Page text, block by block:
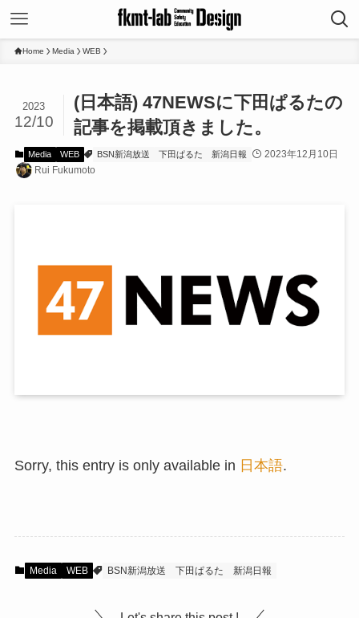
Home Media WEB
(日本語) 47NEWSに下田ぱるたの
記事を掲載頂きました。
2023
12/10
Media WEB BSN新潟放送 下田ぱるた 新潟日報
2023年12月10日
Rui Fukumoto
Sorry, this entry is only available in 日本語.
Media WEB BSN新潟放送 下田ぱるた 新潟日報